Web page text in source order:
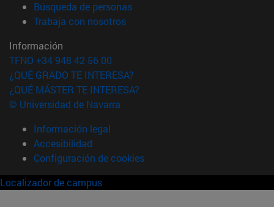
Búsqueda de personas(abre en nueva ventana)
Trabaja con nosotros(abre en nueva ventana)
Información
TFNO +34 948 42 56 00
¿QUÉ GRADO TE INTERESA?
¿QUÉ MÁSTER TE INTERESA?
© Universidad de Navarra
Información legal
Accesibilidad
Configuración de cookies
Localizador de campus